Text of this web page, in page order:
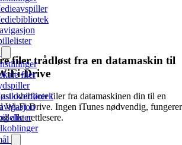
filer
filer trådløst fra en datamaskin til
Drive
overfører filer fra datamaskinen din til en
Wi-Fi Drive. Ingen iTunes nødvendig, fungerer
alle nettlesere.